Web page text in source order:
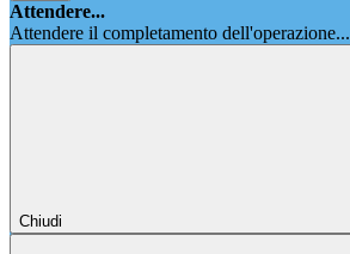
Attendere...
Attendere il completamento dell'operazione...
Chiudi